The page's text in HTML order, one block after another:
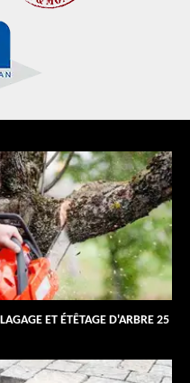
ET ÉTÊTAGE D'ARBRE 25